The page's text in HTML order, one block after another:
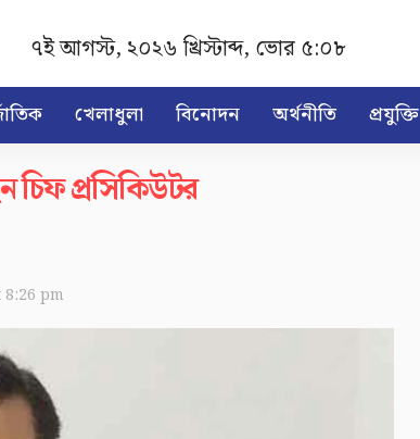
৭ই আগস্ট, ২০২৬ খ্রিস্টাব্দ, ভোর ৫:০৮
খেলাধুলা বিনোদন অর্থনীতি প্রযুক্তি
চিফ প্রসিকিউটর
8:26 pm